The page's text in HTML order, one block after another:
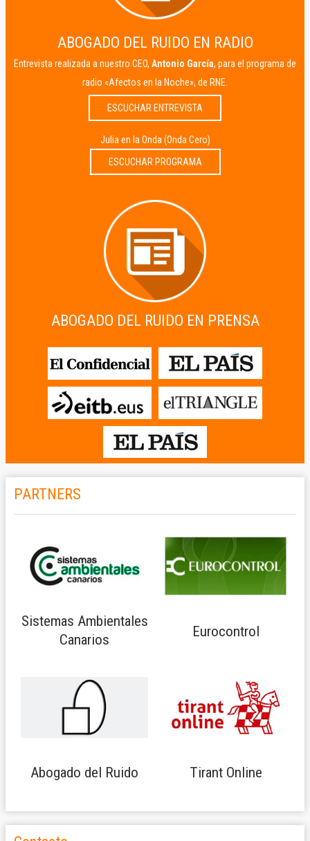
ABOGADO DEL RUIDO EN RADIO
Entrevista realizada a nuestro CEO, Antonio García, para el programa de
radio «Afectos en la Noche», de RNE.
ESCUCHAR ENTREVISTA
Julia en la Onda (Onda Cero)
ESCUCHAR PROGRAMA
ABOGADO DEL RUIDO EN PRENSA
PARTNERS
Sistemas Ambientales
Canarios
Eurocontrol
Abogado del Ruido Tirant Online